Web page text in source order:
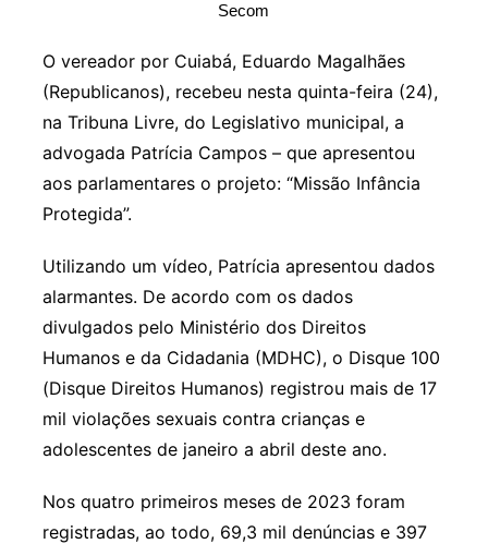
Secom
O vereador por Cuiabá, Eduardo Magalhães
(Republicanos), recebeu nesta quinta-feira (24),
na Tribuna Livre, do Legislativo municipal, a
advogada Patrícia Campos – que apresentou
aos parlamentares o projeto: “Missão Infância
Protegida”.
Utilizando um vídeo, Patrícia apresentou dados
alarmantes. De acordo com os dados
divulgados pelo Ministério dos Direitos
Humanos e da Cidadania (MDHC), o Disque 100
(Disque Direitos Humanos) registrou mais de 17
mil violações sexuais contra crianças e
adolescentes de janeiro a abril deste ano.
Nos quatro primeiros meses de 2023 foram
registradas, ao todo, 69,3 mil denúncias e 397